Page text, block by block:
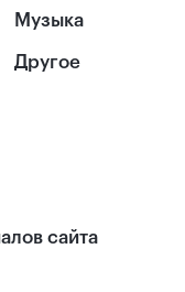
Музыка
Другое
сайта